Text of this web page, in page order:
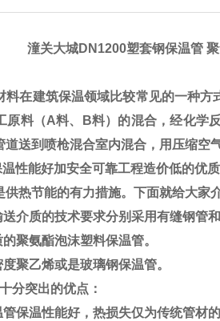
潼关大城DN1200塑套钢保温管
料在建筑保温领域比较常见的一种
原料（A料、B料）的混合，经化学
送到喷枪混合室内混合，用压缩空
性能好加安全可靠工程造价低的优
供热节能的有力措施。下面就给大家
介质的技术要求分别采用有缝钢管
聚氨酯泡沫塑料保温管。
聚乙烯或是玻璃钢保温管。
分突出的优点：
保温性能好，热损失仅为传统管材